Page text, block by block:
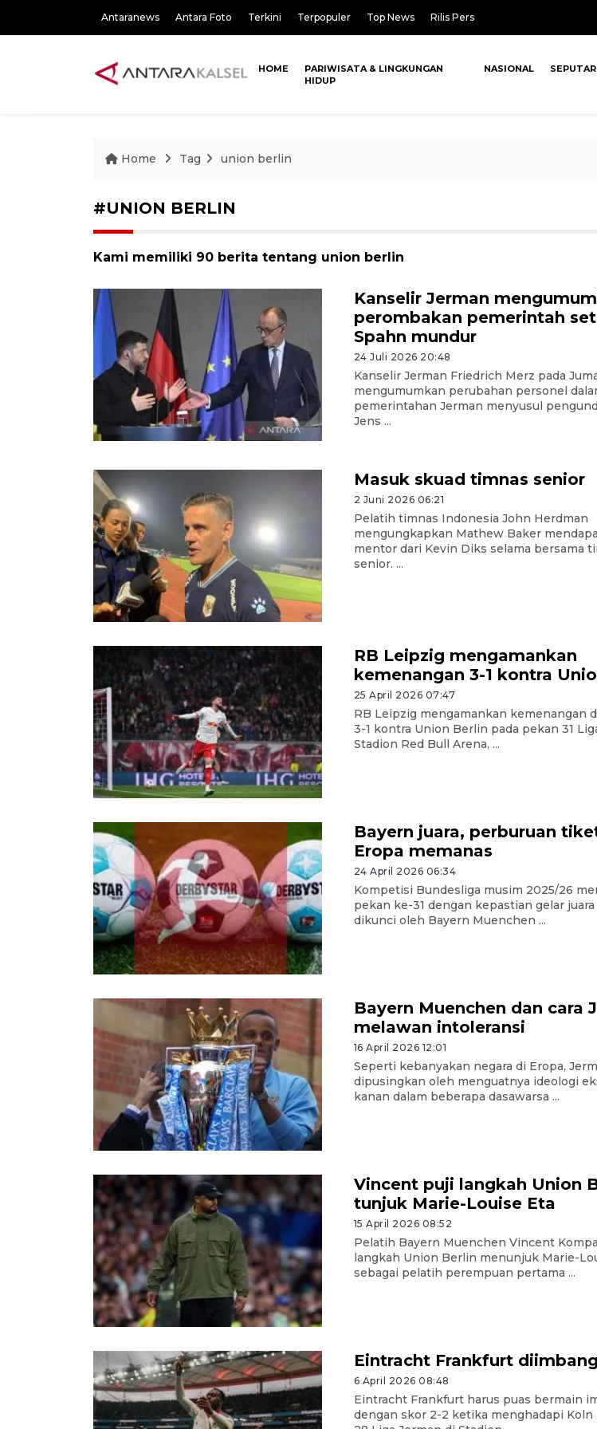
Antaranews Antara Foto Terkini Terpopuler Top News Rilis Pers
HOME
PARIWISATA & LINGKUNGAN
HIDUP
NASIONAL
Home Tag union berlin
#UNION BERLIN
Kami memiliki 90 berita tentang union berlin
Kanselir Jerman
perombakan pemerintah
Spahn mundur
24 Juli 2026 20:48
Kanselir Jerman Friedrich Merz pada
mengumumkan perubahan personel
pemerintahan Jerman menyusul
Jens ...
Masuk skuad timnas senior
2 Juni 2026 06:21
Pelatih timnas Indonesia John Herdman
mengungkapkan Mathew Baker
mentor dari Kevin Diks selama bersama
senior. ...
RB Leipzig mengamankan
kemenangan 3-1 kontra
25 April 2026 07:47
RB Leipzig mengamankan kemenangan
3-1 kontra Union Berlin pada pekan 31
Stadion Red Bull Arena, ...
Bayern juara, perburuan
Eropa memanas
24 April 2026 06:34
Kompetisi Bundesliga musim 2025/26
pekan ke-31 dengan kepastian gelar
dikunci oleh Bayern Muenchen ...
Bayern Muenchen dan cara
melawan intoleransi
16 April 2026 12:01
Seperti kebanyakan negara di Eropa,
dipusingkan oleh menguatnya ideologi
kanan dalam beberapa dasawarsa ...
Vincent puji langkah Union
tunjuk Marie-Louise Eta
15 April 2026 08:52
Pelatih Bayern Muenchen Vincent
langkah Union Berlin menunjuk Marie-
sebagai pelatih perempuan pertama ...
Eintracht Frankfurt
6 April 2026 08:48
Eintracht Frankfurt harus puas bermain
dengan skor 2-2 ketika menghadapi Koln